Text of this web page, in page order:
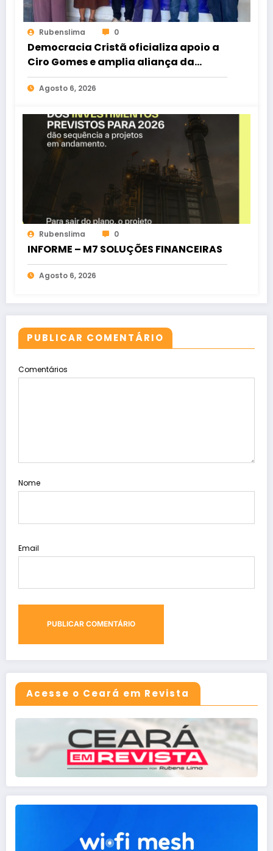
Rubenslima 0
Democracia Cristã oficializa apoio a
Ciro Gomes e amplia aliança da
oposição no Ceará
Agosto 6, 2026
Rubenslima 0
INFORME – M7 SOLUÇÕES FINANCEIRAS
Agosto 6, 2026
PUBLICAR COMENTÁRIO
Comentários
Nome
Email
Acesse o Ceará em Revista